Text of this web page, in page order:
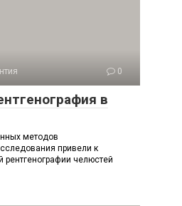
0
в
методов
привели к
рентгенографии челюстей